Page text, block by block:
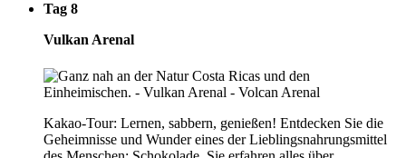
Tag 8
Vulkan Arenal
Kakao-Tour: Lernen, sabbern, genießen! Entdecken Sie die
Geheimnisse und Wunder eines der Lieblingsnahrungsmittel